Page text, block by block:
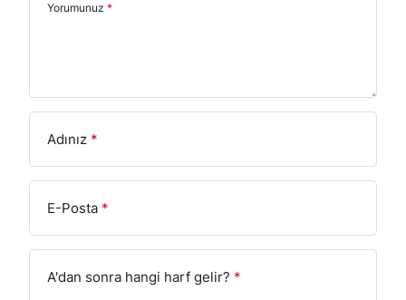
Yorumunuz *
Adınız *
E-Posta *
A'dan sonra hangi harf gelir? *